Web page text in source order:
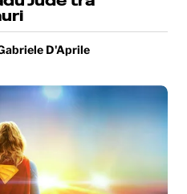
D'Aprile